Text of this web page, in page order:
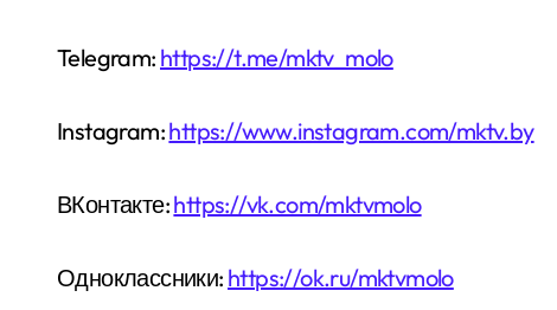
Telegram: https://t.me/mktv_molo
Instagram:https://www.instagram.com/mktv.by
ВКонтакте:https://vk.com/mktvmolo
Одноклассники: https://ok.ru/mktvmolo